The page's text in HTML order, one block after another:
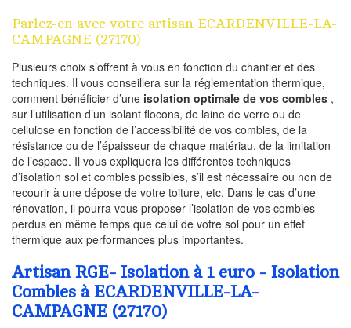
Parlez-en avec votre artisan ECARDENVILLE-LA-
CAMPAGNE (27170)
Plusieurs choix s’offrent à vous en fonction du chantier et des
techniques. Il vous conseillera sur la réglementation thermique,
comment bénéficier d’une isolation optimale de vos combles ,
sur l’utilisation d’un isolant flocons, de laine de verre ou de
cellulose en fonction de l’accessibilité de vos combles, de la
résistance ou de l’épaisseur de chaque matériau, de la limitation
de l’espace. Il vous expliquera les différentes techniques
d’isolation sol et combles possibles, s’il est nécessaire ou non de
recourir à une dépose de votre toiture, etc. Dans le cas d’une
rénovation, il pourra vous proposer l’isolation de vos combles
perdus en même temps que celui de votre sol pour un effet
thermique aux performances plus importantes.
Artisan RGE- Isolation à 1 euro - Isolation
Combles à ECARDENVILLE-LA-
CAMPAGNE (27170)